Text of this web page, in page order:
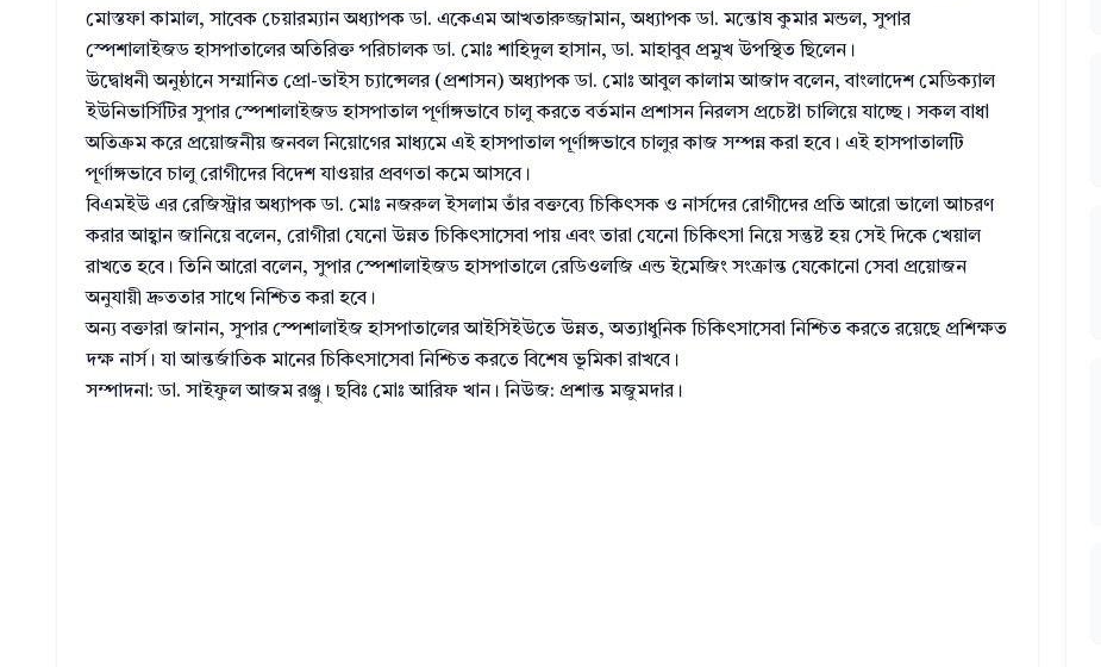
মোস্তফা কামাল, সাবেক চেয়ারম্যান অধ্যাপক ডা. একেএম আখতারুজ্জামান, অধ্যাপক ডা. মন্তোষ কুমার মন্ডল, সুপার
স্পেশালাইজড হাসপাতালের অতিরিক্ত পরিচালক ডা. মোঃ শাহিদুল হাসান, ডা. মাহাবুব প্রমুখ উপস্থিত ছিলেন।
উদ্বোধনী অনুষ্ঠানে সম্মানিত প্রো-ভাইস চ্যান্সেলর (প্রশাসন) অধ্যাপক ডা. মোঃ আবুল কালাম আজাদ বলেন, বাংলাদেশ মেডিক্যাল
ইউনিভার্সিটির সুপার স্পেশালাইজড হাসপাতাল পূর্ণাঙ্গভাবে চালু করতে বর্তমান প্রশাসন নিরলস প্রচেষ্টা চালিয়ে যাচ্ছে। সকল বাধা
অতিক্রম করে প্রয়োজনীয় জনবল নিয়োগের মাধ্যমে এই হাসপাতাল পূর্ণাঙ্গভাবে চালুর কাজ সম্পন্ন করা হবে। এই হাসপাতালটি
পূর্ণাঙ্গভাবে চালু রোগীদের বিদেশ যাওয়ার প্রবণতা কমে আসবে।
বিএমইউ এর রেজিস্ট্রার অধ্যাপক ডা. মোঃ নজরুল ইসলাম তাঁর বক্তব্যে চিকিৎসক ও নার্সদের রোগীদের প্রতি আরো ভালো আচরণ
করার আহ্বান জানিয়ে বলেন, রোগীরা যেনো উন্নত চিকিৎসাসেবা পায় এবং তারা যেনো চিকিৎসা নিয়ে সন্তুষ্ট হয় সেই দিকে খেয়াল
রাখতে হবে। তিনি আরো বলেন, সুপার স্পেশালাইজড হাসপাতালে রেডিওলজি এন্ড ইমেজিং সংক্রান্ত যেকোনো সেবা প্রয়োজন
অনুযায়ী দ্রুততার সাথে নিশ্চিত করা হবে।
অন্য বক্তারা জানান, সুপার স্পেশালাইজ হাসপাতালের আইসিইউতে উন্নত, অত্যাধুনিক চিকিৎসাসেবা নিশ্চিত করতে রয়েছে প্রশিক্ষত
দক্ষ নার্স। যা আন্তর্জাতিক মানের চিকিৎসাসেবা নিশ্চিত করতে বিশেষ ভূমিকা রাখবে।
সম্পাদনা: ডা. সাইফুল আজম রঞ্জু। ছবিঃ মোঃ আরিফ খান। নিউজ: প্রশান্ত মজুমদার।